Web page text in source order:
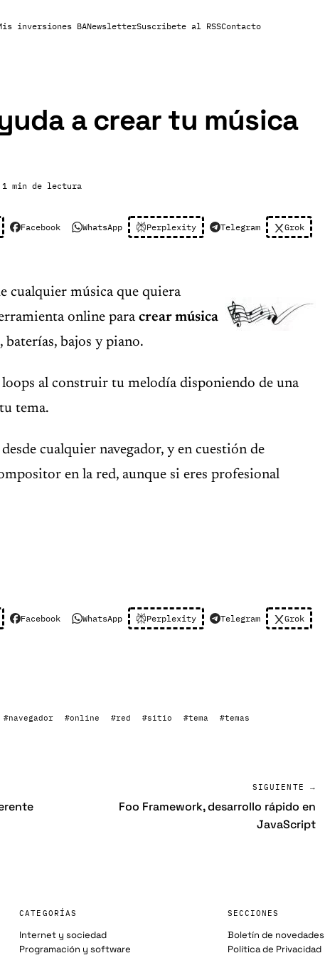
inversiones BANewsletterSuscribete al RSSContacto
a crear tu música
1 min de lectura
Facebook WhatsApp Perplexity Telegram Grok
cualquier música que quiera
online para crear música
bajos y piano.
al construir tu melodía disponiendo de una
tema.
cualquier navegador, y en cuestión de
en la red, aunque si eres profesional
Facebook WhatsApp Perplexity Telegram Grok
#navegador #online #red #sitio #tema #temas
SIGUIENTE →
Foo Framework, desarrollo rápido en
JavaScript
CATEGORÍAS
Internet y sociedad
Programación y software
SECCIONES
Boletín de novedades
Política de Privacidad